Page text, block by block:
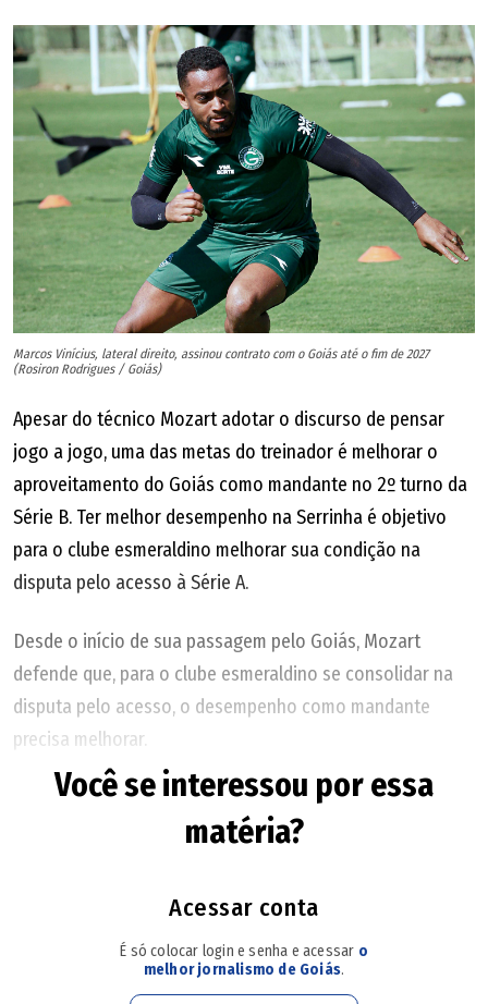
Marcos Vinícius, lateral direito, assinou contrato com o Goiás até o fim de 2027
(Rosiron Rodrigues / Goiás)
Apesar do técnico Mozart adotar o discurso de pensar
jogo a jogo, uma das metas do treinador é melhorar o
aproveitamento do Goiás como mandante no 2º turno da
Série B. Ter melhor desempenho na Serrinha é objetivo
para o clube esmeraldino melhorar sua condição na
disputa pelo acesso à Série A.
Desde o início de sua passagem pelo Goiás, Mozart
defende que, para o clube esmeraldino se consolidar na
disputa pelo acesso, o desempenho como mandante
precisa melhorar.
No 1º turno, em nove partidas, o Goiás registrou
aproveitamento de 59,3% em casa. Foram cinco vitórias,
Foi o sétimo melhor desempenho como mandante entre
os 20 clubes da Série B no 1º turno, atrás de
Você se interessou por essa
matéria?
Acessar conta
É só colocar login e senha e acessar o
melhor jornalismo de Goiás.